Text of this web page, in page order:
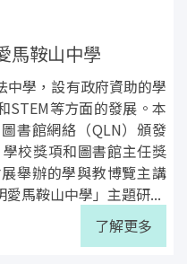
馬鞍山中學
中學，設有政府資助的學
STEM等方面的發展。本
書館網絡（QLN）頒發
校獎項和圖書館主任獎
舉辦的學與教博覽主講
愛馬鞍山中學」主題研...
了解更多